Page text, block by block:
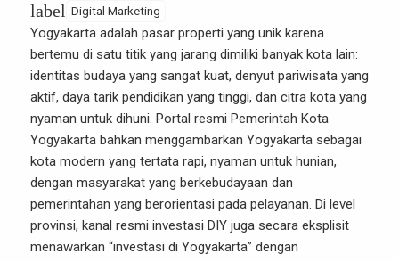
label Digital Marketing
Yogyakarta adalah pasar properti yang unik karena
bertemu di satu titik yang jarang dimiliki banyak kota lain:
identitas budaya yang sangat kuat, denyut pariwisata yang
aktif, daya tarik pendidikan yang tinggi, dan citra kota yang
nyaman untuk dihuni. Portal resmi Pemerintah Kota
Yogyakarta bahkan menggambarkan Yogyakarta sebagai
kota modern yang tertata rapi, nyaman untuk hunian,
dengan masyarakat yang berkebudayaan dan
pemerintahan yang berorientasi pada pelayanan. Di level
provinsi, kanal resmi investasi DIY juga secara eksplisit
menawarkan “investasi di Yogyakarta” dengan